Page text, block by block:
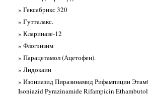
» Гексабрикс 320
» Гутталакс.
» Клариназе-12
» Флогэнзим
» Парацетамол (Ацетофен).
» Лидокаин
» Изониазид Пиразинамид Рифампицин
Isoniazid Pyrazinamide Rifampicin